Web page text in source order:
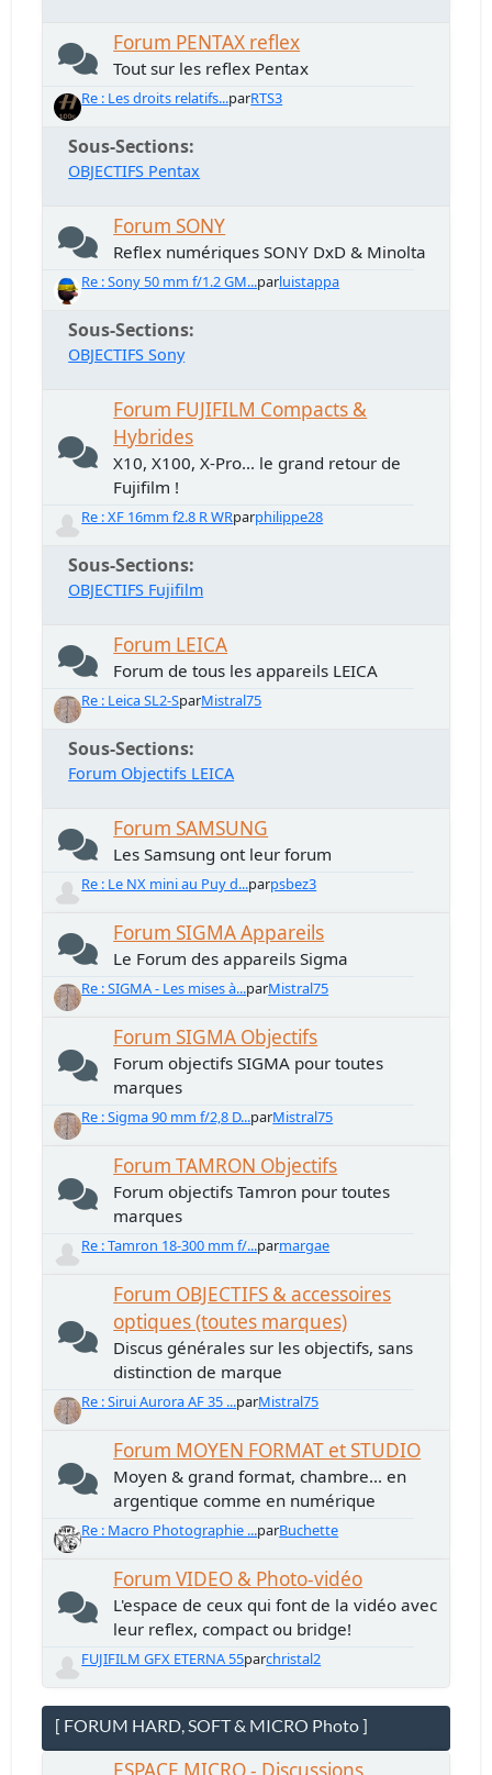
Forum PENTAX reflex
Tout sur les reflex Pentax
Re : Les droits relatifs...parRTS3
Sous-Sections
OBJECTIFS Pentax
Forum SONY
Reflex numériques SONY DxD & Minolta
Re : Sony 50 mm f/1.2 GM...parluistappa
Sous-Sections
OBJECTIFS Sony
Forum FUJIFILM Compacts &
Hybrides
X10, X100, X-Pro... le grand retour de
Fujifilm !
Re : XF 16mm f2.8 R WRparphilippe28
Sous-Sections
OBJECTIFS Fujifilm
Forum LEICA
Forum de tous les appareils LEICA
Re : Leica SL2-SparMistral75
Sous-Sections
Forum Objectifs LEICA
Forum SAMSUNG
Les Samsung ont leur forum
Re : Le NX mini au Puy d...parpsbez3
Forum SIGMA Appareils
Le Forum des appareils Sigma
Re : SIGMA - Les mises à...parMistral75
Forum SIGMA Objectifs
Forum objectifs SIGMA pour toutes
marques
Re : Sigma 90 mm f/2,8 D...parMistral75
Forum TAMRON Objectifs
Forum objectifs Tamron pour toutes
marques
Re : Tamron 18-300 mm f/...parmargae
Forum OBJECTIFS & accessoires
optiques (toutes marques)
Discus générales sur les objectifs, sans
distinction de marque
Re : Sirui Aurora AF 35 ...parMistral75
Forum MOYEN FORMAT et STUDIO
Moyen & grand format, chambre... en
argentique comme en numérique
Re : Macro Photographie ...parBuchette
Forum VIDEO & Photo-vidéo
L'espace de ceux qui font de la vidéo avec
leur reflex, compact ou bridge!
FUJIFILM GFX ETERNA 55parchristal2
[ FORUM HARD, SOFT & MICRO Photo ]